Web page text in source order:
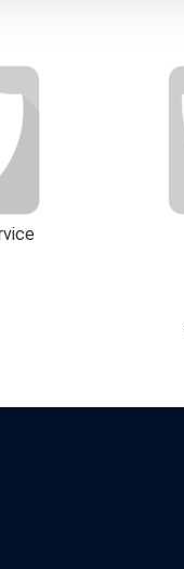
dass Ihre Daten in
nach EU-
dass Ihre Daten
finden Sie in